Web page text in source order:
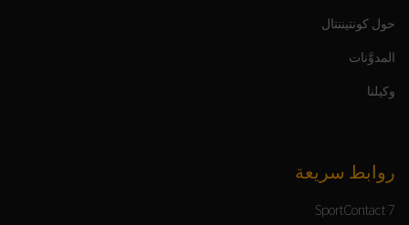
حول كونتيننتال
المدوَّنات
وكيلنا
روابط سريعة
SportContact 7